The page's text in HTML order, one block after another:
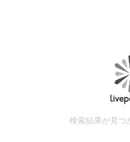
検索結果が見つ